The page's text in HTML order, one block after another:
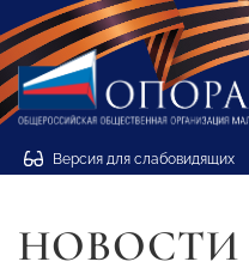
Версия для слабовидящих
НОВОСТИ